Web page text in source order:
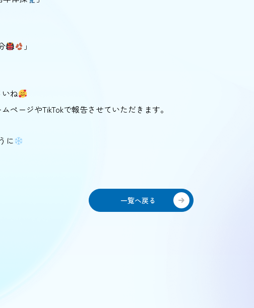
」
ね
ページやTikTokで報告させていただきます。
に
一覧へ戻る